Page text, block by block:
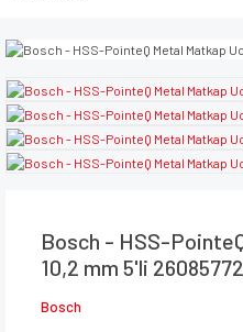
Bosch - HSS-
10,2 mm 5'li
Bosch